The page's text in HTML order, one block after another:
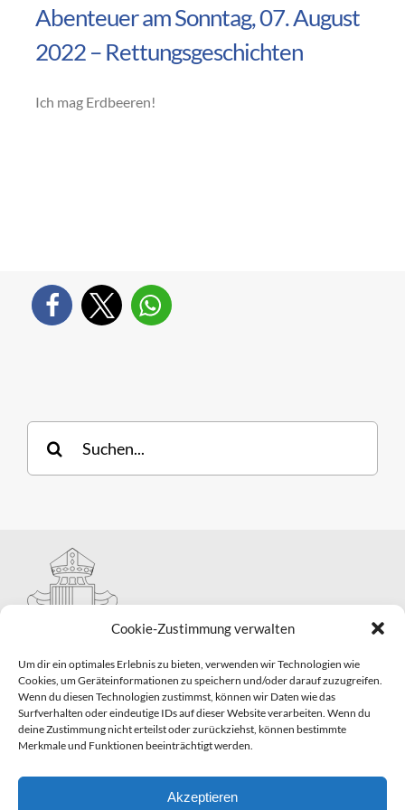
Cookie-Zustimmung verwalten
Um dir ein optimales Erlebnis zu bieten, verwenden wir Technologien wie
Cookies, um Geräteinformationen zu speichern und/oder darauf zuzugreifen.
Wenn du diesen Technologien zustimmst, können wir Daten wie das
Surfverhalten oder eindeutige IDs auf dieser Website verarbeiten. Wenn du
deine Zustimmung nicht erteilst oder zurückziehst, können bestimmte
Merkmale und Funktionen beeinträchtigt werden.
Akzeptieren
Abenteuer am Sonntag, 07. August
2022 – Rettungsgeschichten
Ich mag Erdbeeren!
nach:
Hauptabteilung II – Seelsorge
Pastorale Grunddienste und Sakramentenpastoral
Telefon: 0821 3166-2593
gemeindepastoral@bistum-augsburg.de